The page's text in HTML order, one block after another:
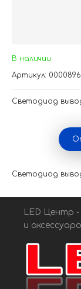
В наличии
Артикул:
Светодиод
Светодиод
LED Центр
и